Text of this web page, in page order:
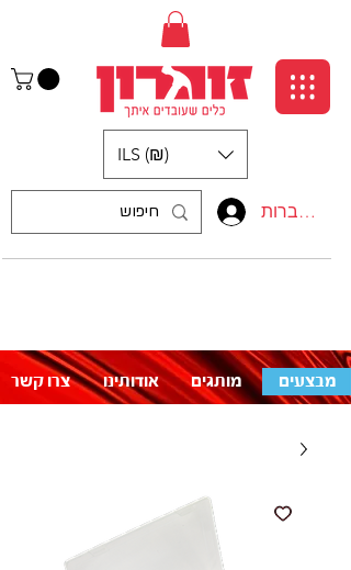
צרו קשר אודותינו מותגים מבצעים
התחברות
ILS (₪)